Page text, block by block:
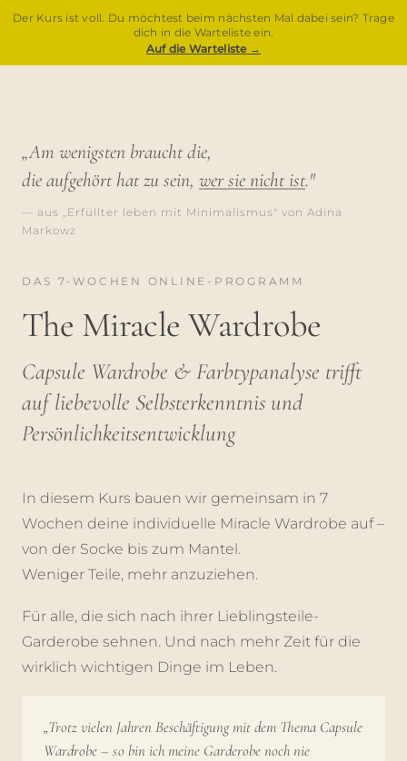
Der Kurs ist voll. Du möchtest beim nächsten Mal dabei sein? Trage
dich in die Warteliste ein.
Auf die Warteliste →
„Am wenigsten braucht die,
die aufgehört hat zu sein, wer sie nicht ist."
— aus „Erfüllter leben mit Minimalismus" von Adina
Markowz
DAS 7-WOCHEN ONLINE-PROGRAMM
The Miracle Wardrobe
Capsule Wardrobe & Farbtypanalyse trifft
auf liebevolle Selbsterkenntnis und
Persönlichkeitsentwicklung
In diesem Kurs bauen wir gemeinsam in 7
Wochen deine individuelle Miracle Wardrobe auf –
von der Socke bis zum Mantel.
Weniger Teile, mehr anzuziehen.
Für alle, die sich nach ihrer Lieblingsteile-
Garderobe sehnen. Und nach mehr Zeit für die
wirklich wichtigen Dinge im Leben.
„Trotz vielen Jahren Beschäftigung mit dem Thema Capsule
Wardrobe – so bin ich meine Garderobe noch nie